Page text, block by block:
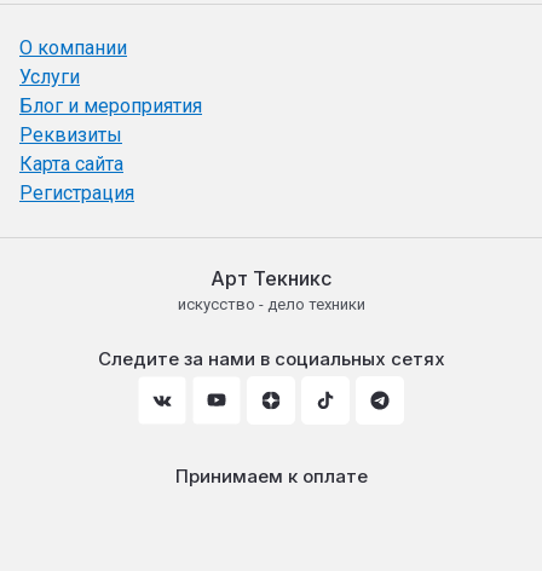
О компании
Услуги
Блог и мероприятия
Реквизиты
Карта сайта
Регистрация
Арт Текникс
искусство - дело техники
Следите за нами в социальных сетях
Принимаем к оплате